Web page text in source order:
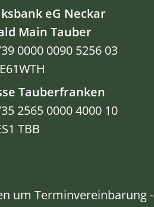
eG Neckar
Main Tauber
0000 0090 5256 03
Tauberfranken
2565 0000 4000 10
TBB
um Terminvereinbarung -